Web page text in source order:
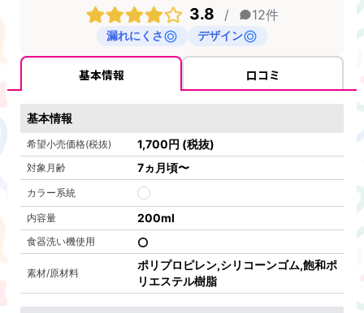
3.8
/ 12件
漏れにくさ デザイン
基本情報 口コミ
基本情報
希望小売価格(税抜) 1,700円 (税抜)
対象月齢 7ヵ月頃〜
カラー系統
内容量 200ml
食器洗い機使用
素材/原材料
ポリプロピレン,シリコーンゴム,飽和ポ
リエステル樹脂